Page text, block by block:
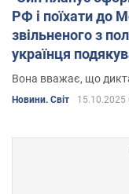
РФ і поїхати до
звільненого з
українця
Вона вважає, що
Новини. Світ 15.10.2025